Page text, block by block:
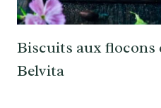
Biscuits aux flocons
Belvita